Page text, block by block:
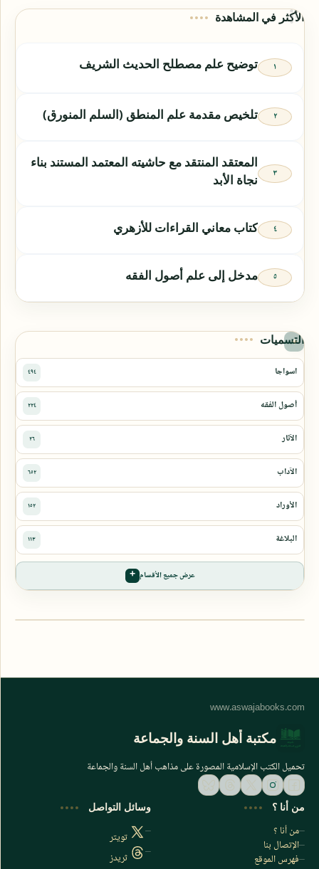
الأكثر في المشاهدة
توضيح علم مصطلح الحديث الشريف
تلخيص مقدمة علم المنطق (السلم المنورق)
المعتقد المنتقد مع حاشيته المعتمد المستند بناء
نجاة الأبد
كتاب معاني القراءات للأزهري
مدخل إلى علم أصول الفقه
التسميات
عرض جميع الأقسام
مكتبة أهل السنة والجماعة
تحميل الكتب الإسلامية المصورة على مذاهب أهل السنة والجماعة
من أنا ؟
من أنا ؟
الإتصال بنا
فهرس الموقع
وسائل التواصل
تويتر
ثريدز